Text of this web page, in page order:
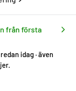
från första
idag · även
.